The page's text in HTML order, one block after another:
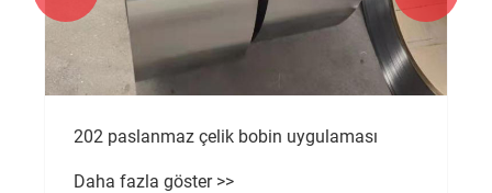
202 paslanmaz çelik bobin uygulaması
Daha fazla göster >>